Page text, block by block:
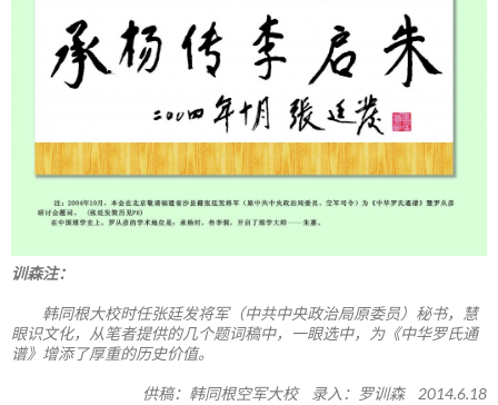
训森注：
韩同根大校时任张廷发将军（中共中央政治局原委员）秘书，慧
眼识文化，从笔者提供的几个题词稿中，一眼选中，为《中华罗氏通
谱》增添了厚重的历史价值。
供稿：韩同根空军大校 录入：罗训森 2014.6.18